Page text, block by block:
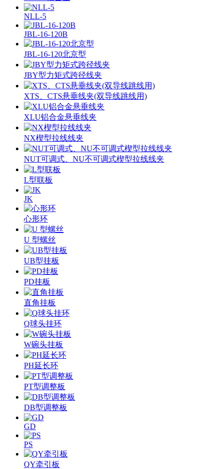
NLL-5
JBL-16-120B
JBL-16-120北京型
JBY型力矩式跨径线夹
XTS、CTS悬垂线夹(双导线跳线用)
XLU铝合金悬垂线夹
NX楔型拉线线夹
NUT可调式、NU不可调式楔型拉线线夹
L型联板
JK
心形环
U 型螺丝
UB型挂板
PD挂板
直角挂板
Q球头挂环
W碗头挂板
PH延长环
PT型调整板
DB型调整板
GD
PS
QY牵引板